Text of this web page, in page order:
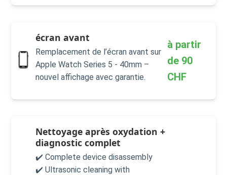
écran avant
Remplacement de l’écran avant sur
Apple Watch Series 5 - 40mm –
nouvel affichage avec garantie.
à partir
de 90
CHF
Nettoyage après oxydation +
diagnostic complet
✔️ Complete device disassembly
✔️ Ultrasonic cleaning with